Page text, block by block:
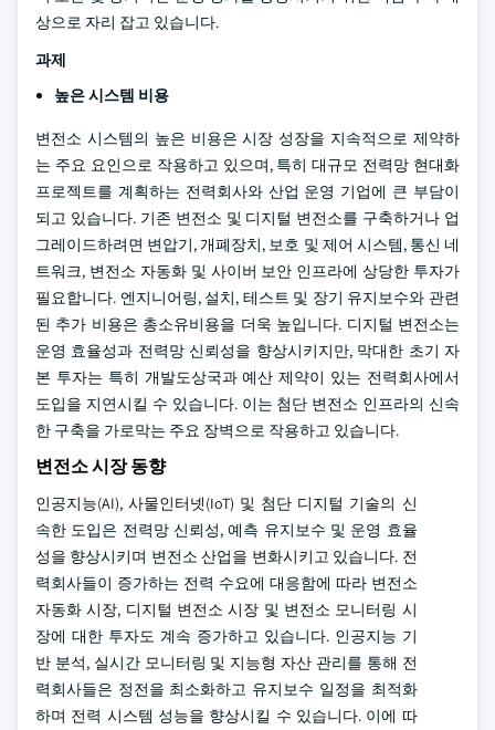
상으로 자리 잡고 있습니다.
과제
높은 시스템 비용
변전소 시스템의 높은 비용은 시장 성장을 지속적으로 제약하
는 주요 요인으로 작용하고 있으며, 특히 대규모 전력망 현대화
프로젝트를 계획하는 전력회사와 산업 운영 기업에 큰 부담이
되고 있습니다. 기존 변전소 및 디지털 변전소를 구축하거나 업
그레이드하려면 변압기, 개폐장치, 보호 및 제어 시스템, 통신 네
트워크, 변전소 자동화 및 사이버 보안 인프라에 상당한 투자가
필요합니다. 엔지니어링, 설치, 테스트 및 장기 유지보수와 관련
된 추가 비용은 총소유비용을 더욱 높입니다. 디지털 변전소는
운영 효율성과 전력망 신뢰성을 향상시키지만, 막대한 초기 자
본 투자는 특히 개발도상국과 예산 제약이 있는 전력회사에서
도입을 지연시킬 수 있습니다. 이는 첨단 변전소 인프라의 신속
한 구축을 가로막는 주요 장벽으로 작용하고 있습니다.
변전소 시장 동향
인공지능(AI), 사물인터넷(IoT) 및 첨단 디지털 기술의 신
속한 도입은 전력망 신뢰성, 예측 유지보수 및 운영 효율
성을 향상시키며 변전소 산업을 변화시키고 있습니다. 전
력회사들이 증가하는 전력 수요에 대응함에 따라 변전소
자동화 시장, 디지털 변전소 시장 및 변전소 모니터링 시
장에 대한 투자도 계속 증가하고 있습니다. 인공지능 기
반 분석, 실시간 모니터링 및 지능형 자산 관리를 통해 전
력회사들은 정전을 최소화하고 유지보수 일정을 최적화
하며 전력 시스템 성능을 향상시킬 수 있습니다. 이에 따